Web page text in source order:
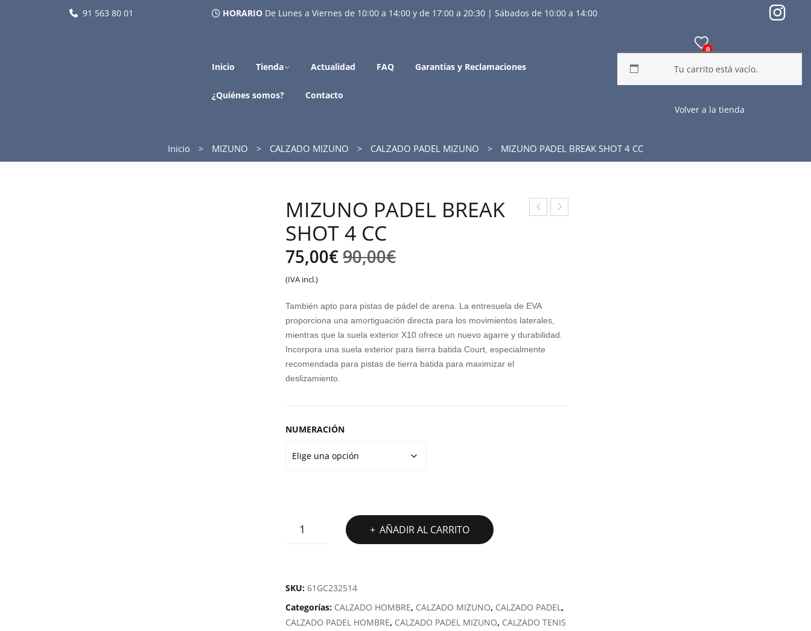
91 563 80 01 HORARIO De Lunes a Viernes de 10:00 a 14:00 y de 17:00 a 20:30 | Sábados de 10:00 a 14:00
Inicio Tienda Actualidad FAQ Garantías y Reclamaciones
¿Quiénes somos? Contacto
0
Tu carrito está vacío.
Volver a la tienda
Inicio MIZUNO CALZADO MIZUNO CALZADO PADEL MIZUNO MIZUNO PADEL BREAK SHOT 4 CC
ADI
DAS
MIZUNO PADEL BREAK
SHOT 4 CC
90,00€El
original
era:
90,00€.
75,00€
El
actual
es:
75,00€.
(IVA incl.)
También apto para pistas de pádel de arena. La entresuela de EVA
proporciona una amortiguación directa para los movimientos laterales,
mientras que la suela exterior X10 ofrece un nuevo agarre y durabilidad.
Incorpora una suela exterior para tierra batida Court, especialmente
recomendada para pistas de tierra batida para maximizar el
deslizamiento.
NUMERACIÓN
MIZUNO
4
cantidad
AÑADIR AL CARRITO
SKU:61GC232514
Categorías: CALZADO HOMBRE, CALZADO MIZUNO, CALZADO PADEL,
CALZADO PADEL HOMBRE, CALZADO PADEL MIZUNO, CALZADO TENIS